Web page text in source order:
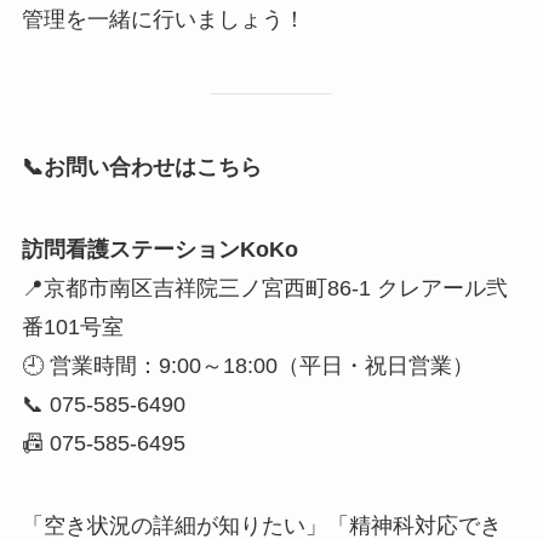
管理を一緒に行いましょう！
📞お問い合わせはこちら
訪問看護ステーションKoKo
📍京都市南区吉祥院三ノ宮西町86-1 クレアール弐
番101号室
🕘 営業時間：9:00～18:00（平日・祝日営業）
📞 075-585-6490
📠 075-585-6495
「空き状況の詳細が知りたい」「精神科対応でき